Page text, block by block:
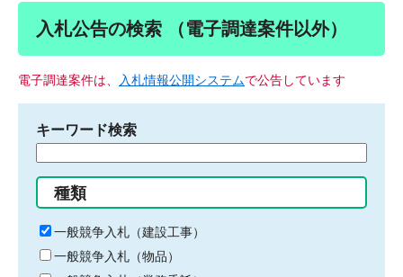
入札公告の検索 （電子調達案件以外）
電子調達案件は、 入札情報公開システムで公告しています
キーワード検索
る
キ
ー
ワ
種類
一般競争入札（建設工事）
一般競争入札（物品）